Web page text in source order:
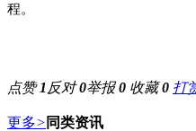
程。
点赞 1反对0举报0 收藏0 打
更多> 同类资讯